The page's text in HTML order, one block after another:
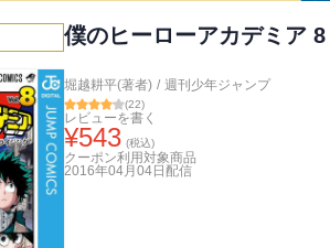
僕のヒーローアカデミア 8
堀越耕平(著者) / 週刊少年ジャンプ
(22)
レビューを書く
¥543 (税込)
クーポン利用対象商品
2016年04月04日 配信